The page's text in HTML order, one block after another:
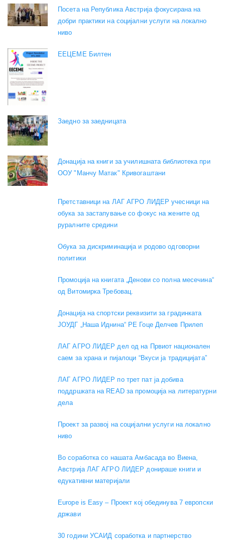
Посета на Република Австрија фокусирана на
добри практики на социјални услуги на локално
ниво
EEЦЕМЕ Билтен
Заедно за заедницата
Донација на книги за училишната библиотека при
ООУ "Манчу Матак" Кривогаштани
Претставници на ЛАГ АГРО ЛИДЕР учесници на
обука за застапување со фокус на жените од
руралните средини
Обука за дискриминација и родово одговорни
политики
Промоција на книгата „Денови со полна месечина“
од Витомирка Требовац.
Донација на спортски реквизити за градинката
ЈОУДГ „Наша Иднина“ РЕ Гоце Делчев Прилеп
ЛАГ АГРО ЛИДЕР дел од на Првиот национален
саем за храна и пијалоци “Вкуси ја традицијата”
ЛАГ АГРО ЛИДЕР по трет пат ја добива
поддршката на READ за промоција на литературни
дела
Проект за развој на социјални услуги на локално
ниво
Во соработка со нашата Амбасада во Виена,
Австрија ЛАГ АГРО ЛИДЕР донираше книги и
едукативни материјали
Europe is Easy – Проект кој обединува 7 европски
држави
30 години УСАИД соработка и партнерство